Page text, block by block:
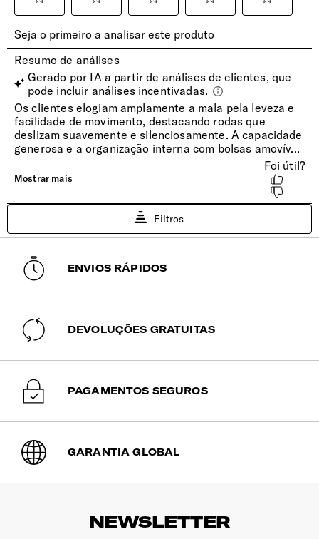
Com proteção para limitar a entrada de humidade.
Etiqueta de Identificação
Sim
Pega Extensível
Duplo tubo, extensível, c/ botão para ajustar
confortavelmente à sua altura.
O sistema de 3-pontos de fecho oferece mais segurança
TSA008, é um sistema de segurança global que permite
Rodas
4 rodas duplas com suspensão para absorção de impactos,
pisos regulares.
INTERIOR
Capacidade de Carga Aprox.
23 Kg
ENVIOS RÁPIDOS
DEVOLUÇÕES GRATUITAS
PAGAMENTOS SEGUROS
GARANTIA GLOBAL
NEWSLETTER